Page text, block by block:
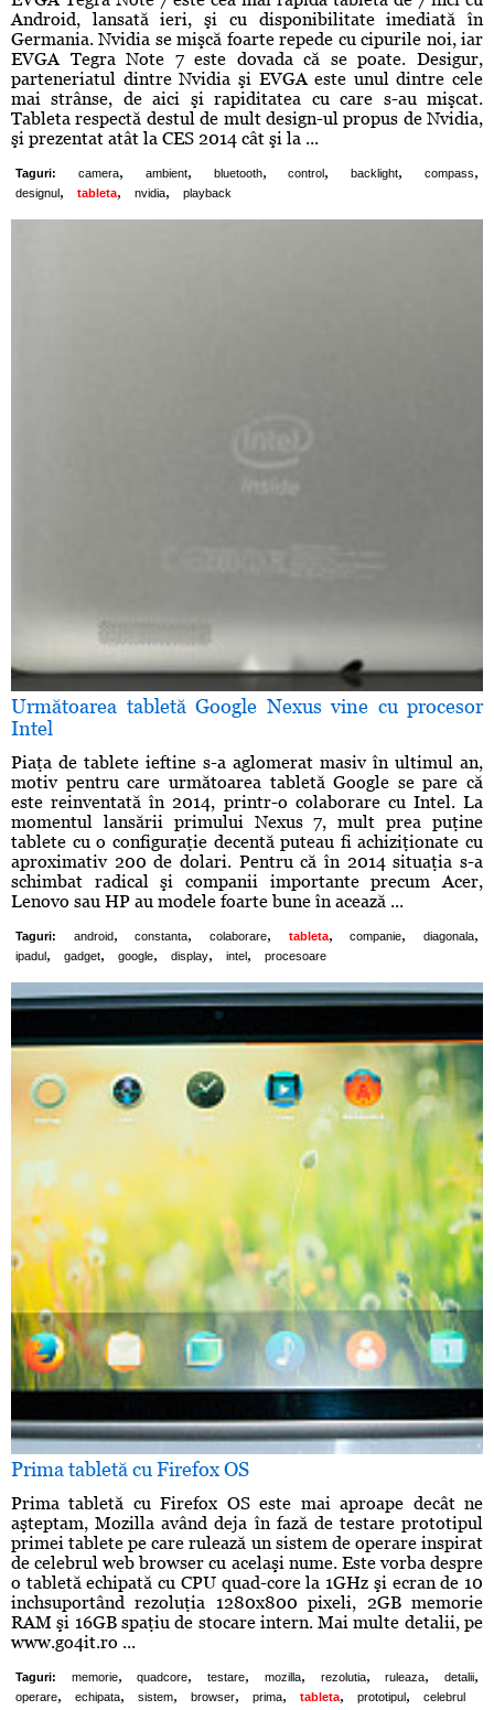
Android, lansată ieri, şi cu disponibilitate imediată în
Germania. Nvidia se mişcă foarte repede cu cipurile noi, iar
EVGA Tegra Note 7 este dovada că se poate. Desigur,
parteneriatul dintre Nvidia şi EVGA este unul dintre cele
mai strânse, de aici şi rapiditatea cu care s-au mişcat.
Tableta respectă destul de mult design-ul propus de Nvidia,
şi prezentat atât la CES 2014 cât şi la ...
Taguri: camera, ambient, bluetooth, control , backlight, compass,
designul , tableta, nvidia, playback
Următoarea tabletă Google Nexus vine cu procesor
Intel
Piaţa de tablete ieftine s-a aglomerat masiv în ultimul an,
motiv pentru care următoarea tabletă Google se pare că
este reinventată în 2014, printr-o colaborare cu Intel. La
momentul lansării primului Nexus 7, mult prea puţine
tablete cu o configuraţie decentă puteau fi achiziţionate cu
aproximativ 200 de dolari. Pentru că în 2014 situaţia s-a
schimbat radical şi companii importante precum Acer,
Lenovo sau HP au modele foarte bune în acează ...
Taguri: android, constanta, colaborare, tableta, companie, diagonala,
ipadul , gadget, google, display, intel , procesoare
Prima tabletă cu Firefox OS
Prima tabletă cu Firefox OS este mai aproape decât ne
aşteptam, Mozilla având deja în fază de testare prototipul
primei tablete pe care rulează un sistem de operare inspirat
de celebrul web browser cu acelaşi nume. Este vorba despre
o tabletă echipată cu CPU quad-core la 1GHz şi ecran de 10
inchsuportând rezoluţia 1280x800 pixeli, 2GB memorie
RAM şi 16GB spaţiu de stocare intern. Mai multe detalii, pe
www.go4it.ro ...
Taguri: memorie, quadcore, testare, mozilla, rezolutia, ruleaza, detalii,
operare, echipata, sistem, browser, prima, tableta, prototipul , celebrul